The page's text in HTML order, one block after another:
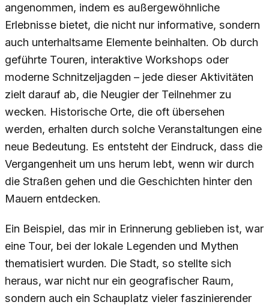
angenommen, indem es außergewöhnliche
Erlebnisse bietet, die nicht nur informative, sondern
auch unterhaltsame Elemente beinhalten. Ob durch
geführte Touren, interaktive Workshops oder
moderne Schnitzeljagden – jede dieser Aktivitäten
zielt darauf ab, die Neugier der Teilnehmer zu
wecken. Historische Orte, die oft übersehen
werden, erhalten durch solche Veranstaltungen eine
neue Bedeutung. Es entsteht der Eindruck, dass die
Vergangenheit um uns herum lebt, wenn wir durch
die Straßen gehen und die Geschichten hinter den
Mauern entdecken.
Ein Beispiel, das mir in Erinnerung geblieben ist, war
eine Tour, bei der lokale Legenden und Mythen
thematisiert wurden. Die Stadt, so stellte sich
heraus, war nicht nur ein geografischer Raum,
sondern auch ein Schauplatz vieler faszinierender